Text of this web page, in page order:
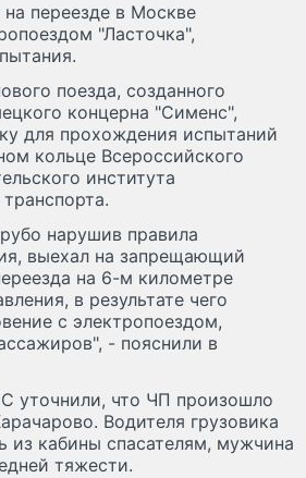
переезде в Москве
"Ласточка",
поезда, созданного
концерна "Сименс",
для прохождения испытаний
кольце Всероссийского
института
нарушив правила
выехал на запрещающий
на 6-м километре
в результате чего
с электропоездом,
- пояснили в
уточнили, что ЧП произошло
Водителя грузовика
из кабины спасателям, мужчина
тяжести.